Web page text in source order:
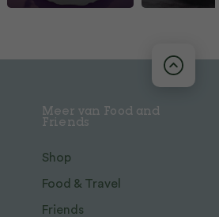
Meer van Food and
Friends
Shop
Food & Travel
Friends